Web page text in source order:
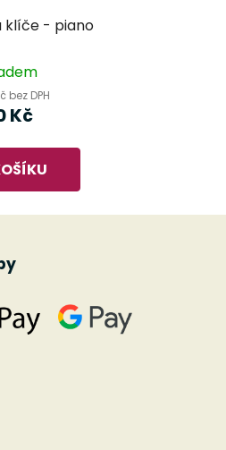
klíče - piano
bez DPH
Kč